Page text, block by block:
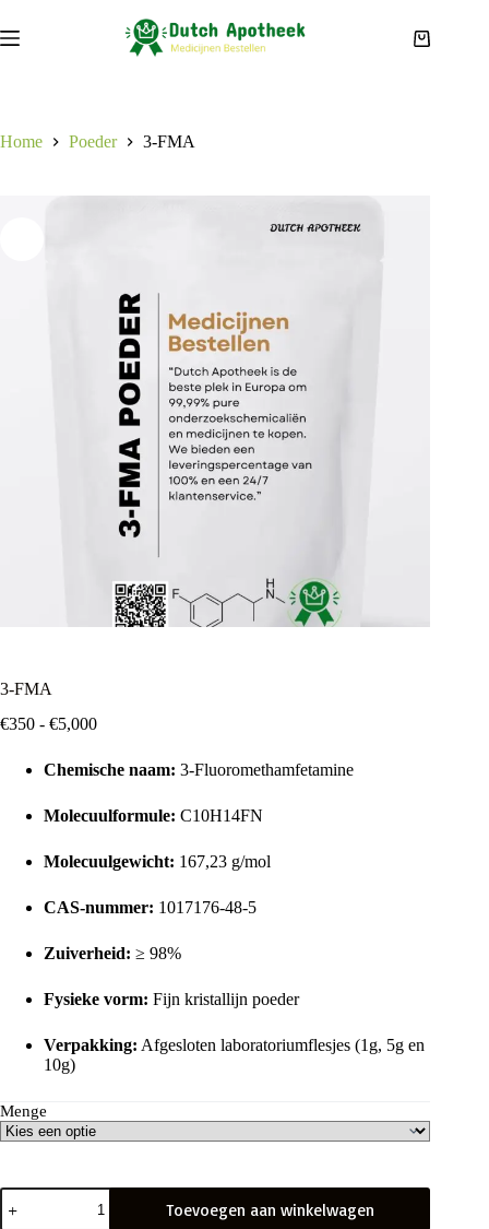
naar
de
Home Poeder 3-FMA
3-FMA
€350 - €5,000Prijsklasse:
tot
€5,000
Chemische naam: 3-Fluoromethamfetamine
Molecuulformule: C10H14FN
Molecuulgewicht: 167,23 g/mol
CAS-nummer: 1017176-48-5
Zuiverheid: ≥ 98%
Fysieke vorm: Fijn kristallijn poeder
Verpakking: Afgesloten laboratoriumflesjes (1g, 5g en
10g)
Menge
3-
FMA
Toevoegen aan winkelwagen